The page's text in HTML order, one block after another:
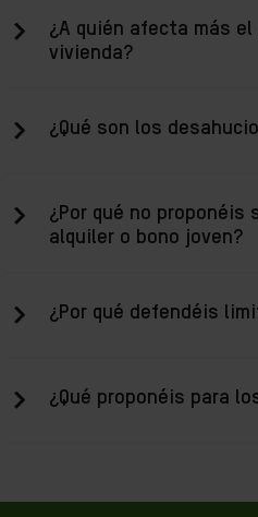
¿A quién afecta más
vivienda?
¿Qué son los
¿Por qué no
alquiler o bono joven?
¿Por qué defendéis
¿Qué proponéis para